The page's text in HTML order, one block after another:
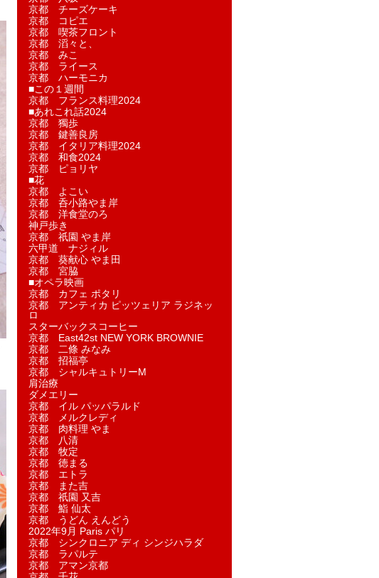
京都 チーズケーキ
京都 コピエ
京都 喫茶フロント
京都 滔々と、
京都 みこ
京都 ライース
京都 ハーモニカ
■この１週間
京都 フランス料理2024
■あれこれ話2024
京都 獨歩
京都 鍵善良房
京都 イタリア料理2024
京都 和食2024
京都 ピョリヤ
■花
京都 よこい
京都 呑小路やま岸
京都 洋食堂のろ
神戸歩き
京都 祇園 やま岸
六甲道 ナジィル
京都 葵献心 やま田
京都 宮脇
■オペラ映画
京都 カフェ ポタリ
京都 アンティカ ピッツェリア ラジネッ
ロ
スターバックスコーヒー
京都 East42st NEW YORK BROWNIE
京都 二條 みなみ
京都 招福亭
京都 シャルキュトリーM
肩治療
ダメエリー
京都 イル パッパラルド
京都 メルクレディ
京都 肉料理 やま
京都 八清
京都 牧定
京都 徳まる
京都 エトラ
京都 また吉
京都 祇園 又吉
京都 鮨 仙太
京都 うどん えんどう
2022年9月 Paris パリ
京都 シンクロニア ディ シンジハラダ
京都 ラパルテ
京都 アマン京都